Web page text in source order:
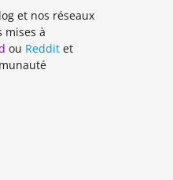
et nos réseaux
mises à
ou Reddit et